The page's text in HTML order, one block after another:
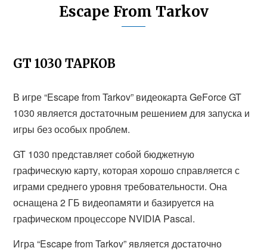
Escape From Tarkov
GT 1030 ТАРКОВ
В игре “Escape from Tarkov” видеокарта GeForce GT
1030 является достаточным решением для запуска и
игры без особых проблем.
GT 1030 представляет собой бюджетную
графическую карту, которая хорошо справляется с
играми среднего уровня требовательности. Она
оснащена 2 ГБ видеопамяти и базируется на
графическом процессоре NVIDIA Pascal.
Игра “Escape from Tarkov” является достаточно